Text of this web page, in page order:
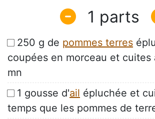
1
250 g de pommes terres
coupées en morceau et cuites
mn
1 gousse d'ail épluchée et
temps que les pommes de